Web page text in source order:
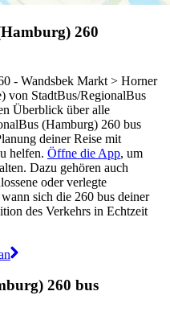
260
- Wandsbek Markt > Horner
von StadtBus/RegionalBus
Überblick über alle
(Hamburg) 260 bus
deiner Reise mit
helfen. Öffne die App, um
Dazu gehören auch
oder verlegte
sich die 260 bus deiner
des Verkehrs in Echtzeit
260 bus